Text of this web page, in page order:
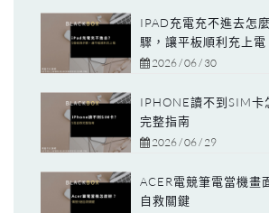
IPAD充電充不進去怎
驟，讓平板順利充上電
2026 / 06 / 30
IPHONE讀不到SIM卡
完整指南
2026 / 06 / 29
ACER電競筆電當機畫
自救關鍵